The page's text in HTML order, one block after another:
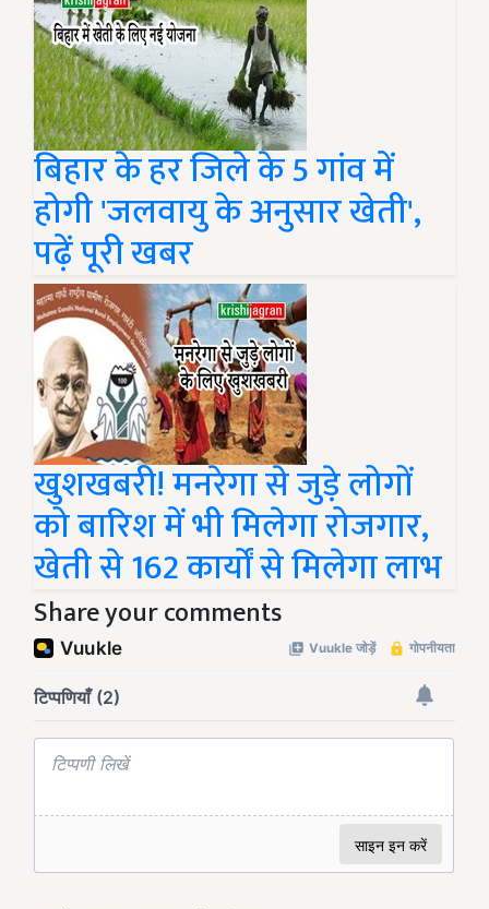
बिहार के हर जिले के 5 गांव में
होगी 'जलवायु के अनुसार खेती',
पढ़ें पूरी खबर
खुशखबरी! मनरेगा से जुड़े लोगों
को बारिश में भी मिलेगा रोजगार,
खेती से 162 कार्यों से मिलेगा लाभ
Share your comments